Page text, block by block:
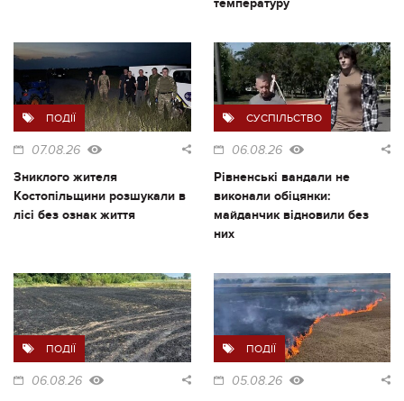
температуру
ПОДІЇ
07.08.26
Зниклого жителя
Костопільщини розшукали в
лісі без ознак життя
СУСПІЛЬСТВО
06.08.26
Рівненські вандали не
виконали обіцянки:
майданчик відновили без
них
ПОДІЇ
06.08.26
ПОДІЇ
05.08.26